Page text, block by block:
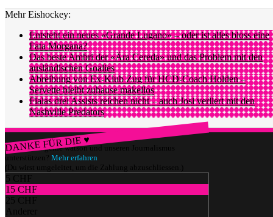
Mehr Eishockey:
Entsteht ein neues «Grande Lugano» – oder ist alles bloss eine
Fata Morgana?
Das beste Ambri der «Ära Cereda» und das Problem mit den
ausländischen Goalies
Abreibung von Ex-Klub Zug für HCD-Coach Holden –
Servette bleibt zuhause makellos
Fialas drei Assists reichen nicht – auch Josi verliert mit den
Nashville Predators
DANKE FÜR DIE ♥
Würdest du gerne watson und unseren Journalismus
unterstützen? Mehr erfahren
(Du wirst umgeleitet, um die Zahlung abzuschliessen.)
5 CHF
15 CHF
25 CHF
Anderer